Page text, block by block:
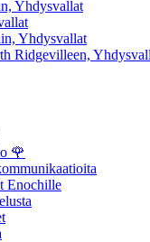
Yhdysvallat
Yhdysvallat
Ridgevilleen,
🌹
Enochille